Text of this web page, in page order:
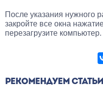
После указания нужного
закройте все окна
перезагрузите компьютер.
РЕКОМЕНДУЕМ